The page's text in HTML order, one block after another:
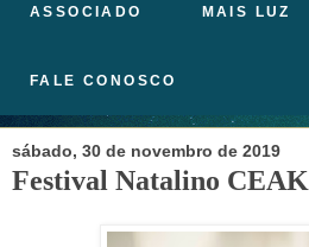
ASSOCIADO MAIS LUZ
FALE CONOSCO
sábado, 30 de novembro de 2019
Festival Natalino CEAK